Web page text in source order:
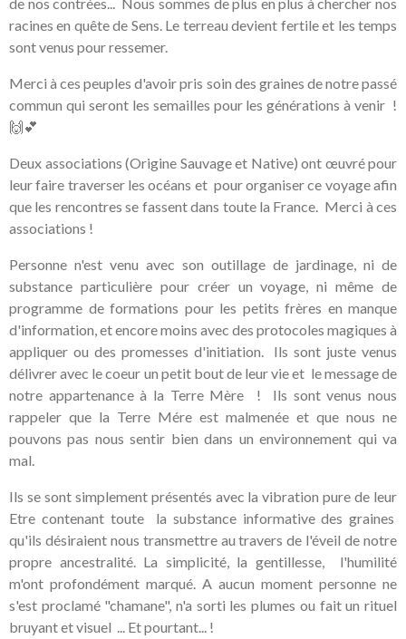
racines en quête de Sens. Le terreau devient fertile et les temps
sont venus pour ressemer.
Merci à ces peuples d'avoir pris soin des graines de notre passé
commun qui seront les semailles pour les générations à venir !
🙌💕
Deux associations (Origine Sauvage et Native) ont œuvré pour
leur faire traverser les océans et pour organiser ce voyage afin
que les rencontres se fassent dans toute la France. Merci à ces
associations !
Personne n'est venu avec son outillage de jardinage, ni de
substance particulière pour créer un voyage, ni même de
programme de formations pour les petits frères en manque
d'information, et encore moins avec des protocoles magiques à
appliquer ou des promesses d'initiation. Ils sont juste venus
délivrer avec le coeur un petit bout de leur vie et le message de
notre appartenance à la Terre Mère ! Ils sont venus nous
rappeler que la Terre Mére est malmenée et que nous ne
pouvons pas nous sentir bien dans un environnement qui va
mal.
Ils se sont simplement présentés avec la vibration pure de leur
Etre contenant toute la substance informative des graines
qu'ils désiraient nous transmettre au travers de l'éveil de notre
propre ancestralité. La simplicité, la gentillesse, l'humilité
m'ont profondément marqué. A aucun moment personne ne
s'est proclamé "chamane", n'a sorti les plumes ou fait un rituel
bruyant et visuel ... Et pourtant... !